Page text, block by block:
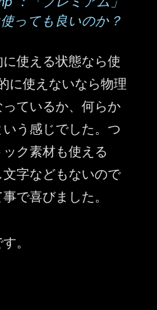
っても良いのか？
使える状態なら使
に使えないなら物理
ているか、何らか
う感じでした。つ
ク素材も使える
字などもないので
で喜びました。
。
ミアムプランの登場でまた